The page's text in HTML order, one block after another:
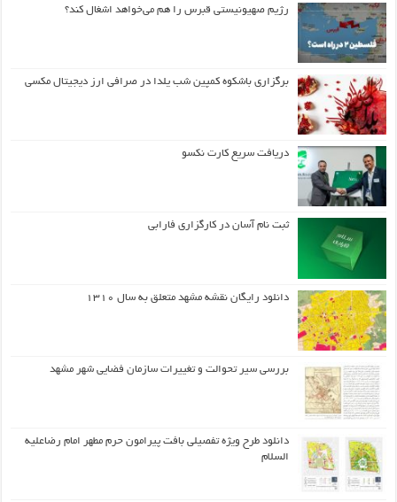
رژیم صهیونیستی قبرس را هم می‌خواهد اشغال کند؟
برگزاری باشکوه کمپین شب یلدا در صرافی ارز دیجیتال مکسی
دریافت سریع کارت نکسو
ثبت نام آسان در کارگزاری فارابی
دانلود رایگان نقشه مشهد متعلق به سال ۱۳۱۰
بررسی سیر تحوالت و تغییرات سازمان فضایی شهر مشهد
دانلود طرح ويژه تفصيلي بافت پيرامون حرم مطهر امام رضاعليه
السلام